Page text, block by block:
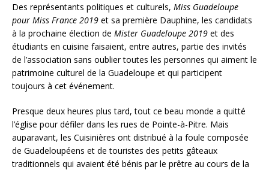
Des représentants politiques et culturels, Miss Guadeloupe
pour Miss France 2019 et sa première Dauphine, les candidats
à la prochaine élection de Mister Guadeloupe 2019 et des
étudiants en cuisine faisaient, entre autres, partie des invités
de l’association sans oublier toutes les personnes qui aiment le
patrimoine culturel de la Guadeloupe et qui participent
toujours à cet événement.
Presque deux heures plus tard, tout ce beau monde a quitté
l’église pour défiler dans les rues de Pointe-à-Pitre. Mais
auparavant, les Cuisinières ont distribué à la foule composée
de Guadeloupéens et de touristes des petits gâteaux
traditionnels qui avaient été bénis par le prêtre au cours de la